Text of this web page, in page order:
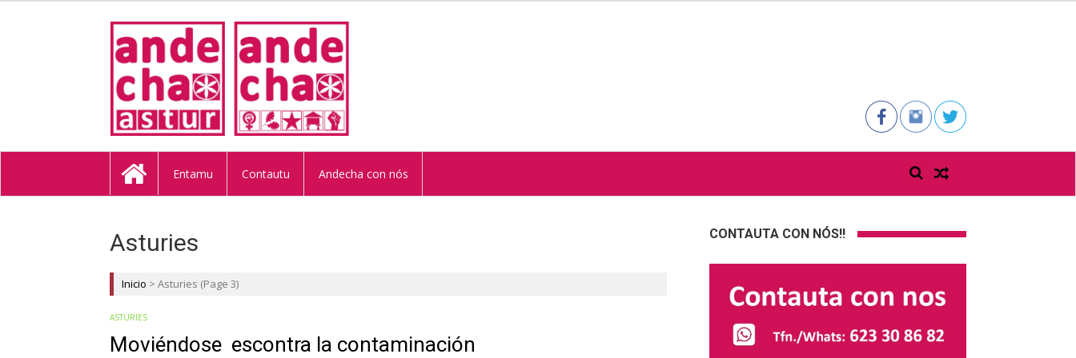
ANDECHA ASTUR
Entamu Contautu Andecha con nós
Asturies
Inicio > Asturies (Page 3)
ASTURIES
Moviéndose escontra la contaminación
CONTAUTA CON NÓS!!